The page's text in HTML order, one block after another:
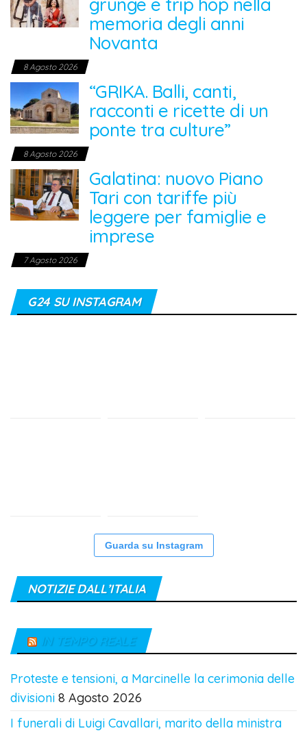
memoria degli anni
Novanta
8 Agosto 2026
“GRIKA. Balli, canti,
racconti e ricette di un
ponte tra culture”
8 Agosto 2026
Galatina: nuovo Piano
Tari con tariffe più
leggere per famiglie e
imprese
7 Agosto 2026
G24 SU INSTAGRAM
Guarda su Instagram
NOTIZIE DALL’ITALIA
IN TEMPO REALE
Proteste e tensioni, a Marcinelle la cerimonia delle
divisioni 8 Agosto 2026
I funerali di Luigi Cavallari, marito della ministra